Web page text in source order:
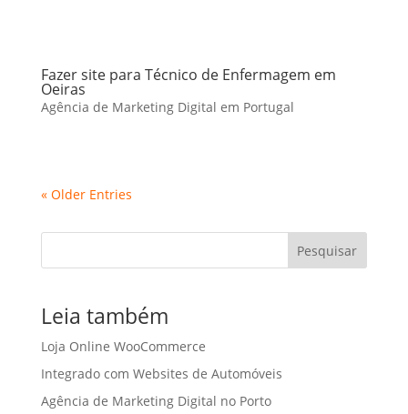
Fazer site para Técnico de Enfermagem em
Oeiras
Agência de Marketing Digital em Portugal
« Older Entries
Pesquisar
Leia também
Loja Online WooCommerce
Integrado com Websites de Automóveis
Agência de Marketing Digital no Porto